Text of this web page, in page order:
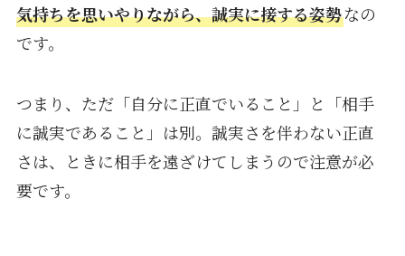
気持ちを思いやりながら、誠実に接する姿勢なの
です。
つまり、ただ「自分に正直でいること」と「相手
に誠実であること」は別。誠実さを伴わない正直
さは、ときに相手を遠ざけてしまうので注意が必
要です。